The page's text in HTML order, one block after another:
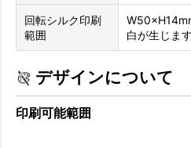
回転シルク印刷
範囲
白が生じます
デザインについて
印刷可能範囲